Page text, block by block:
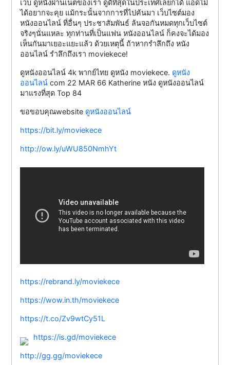
เว็บ ดูหนังผ่านเน็ตของเรา ดูดีที่สุดในประเทศเลยก็ได้ แอดไม่
ได้อยากจะคุย แม้กระนั้นจากการที่ไปค้นมา เว็บไซต์มอง
หนังออนไลน์ ที่อื่นๆ ประชาสัมพันธ์ ล้นจอกันหมดทุกเว็บไซต์
จริงๆนั่นแหละ ทุกท่านที่เป็นแฟน หนังออนไลน์ ก็คงจะได้มอง
เห็นกันมาเยอะแยะแล้ว ด้วยเหตุนี้ ถ้าหากรำลึกถึง หนัง
ออนไลน์ รำลึกถึงเรา moviekece!
ดูหนังออนไลน์ 4k พากย์ไทย ดูหนัง moviekece. ดูหนัง
ออนไลน์ com 22 MAR 66 Katherine หนัง ดูหนังออนไลน์
มาแรงที่สุด Top 84
ขอขอบคุณwebsite ดูหนังออนไลน์
https://bit.ly/moviekece
http://ow.ly/uWU850NmhYt
https://rebrand.ly/moviekece
https://wow.in.th/moviekece
https://t.co/Zv9wtCy51L
https://is.gd/moviekece
http://gg.gg/moviekece